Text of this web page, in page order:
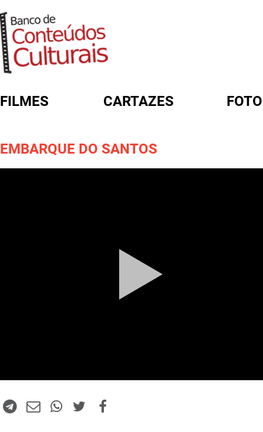
FILMES CARTAZES
EMBARQUE DO SANTOS